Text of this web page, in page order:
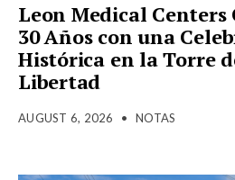
Leon Medical Centers
30 Años con una
Histórica en la Torre
Libertad
AUGUST 6, 2026 • NOTAS